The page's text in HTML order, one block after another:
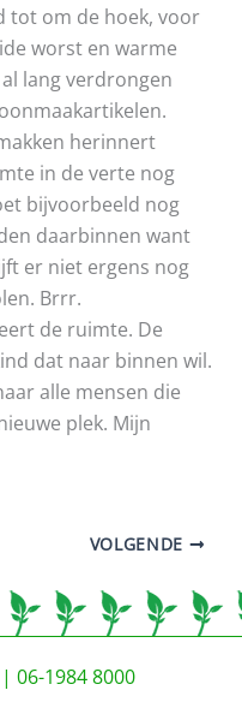
tot om de hoek, voor
worst en warme
lang verdrongen
herinnert
in de verte nog
bijvoorbeeld nog
daarbinnen want
er niet ergens nog
Brrr.
de ruimte. De
dat naar binnen wil.
alle mensen die
plek. Mijn
VOLGENDE
| 06-1984 8000